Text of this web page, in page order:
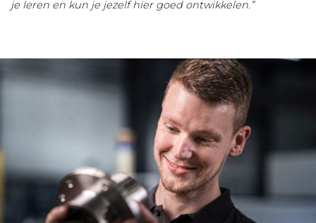
je leren en kun je jezelf hier goed ontwikkelen.”